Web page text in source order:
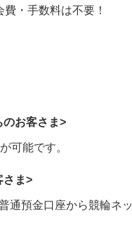
・手数料は不要！
のお客さま>
可能です。
さま>
通預金口座から競輪ネ